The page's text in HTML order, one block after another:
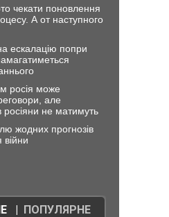
чекати поновлення
А от наступного
ескалацію попри
росія може
але
росіяни не матимуть
жодних прогнозів
| ПОПУЛЯРНЕ